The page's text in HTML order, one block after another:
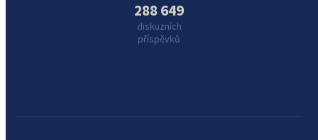
288 649
diskuzních
příspěvků